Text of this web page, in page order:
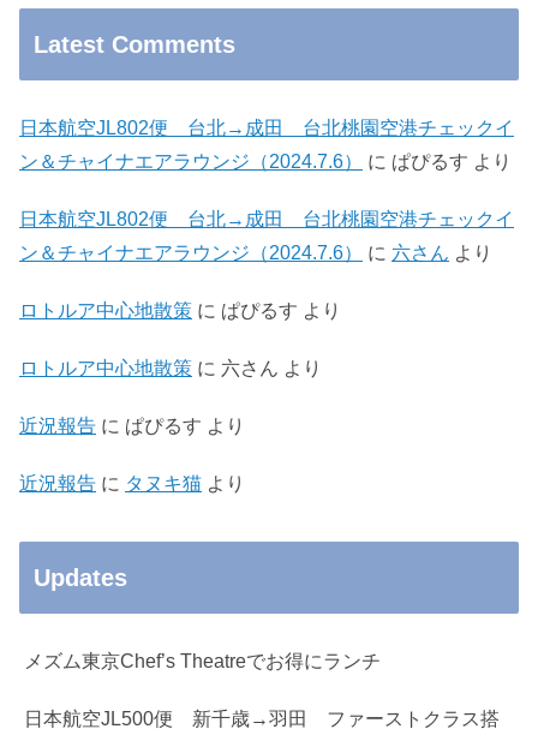
Latest Comments
日本航空JL802便 台北→成田 台北桃園空港チェックイ
ン＆チャイナエアラウンジ（2024.7.6）
に ぱぴるす より
日本航空JL802便 台北→成田 台北桃園空港チェックイ
ン＆チャイナエアラウンジ（2024.7.6）
に 六さん より
ロトルア中心地散策 に ぱぴるす より
ロトルア中心地散策 に 六さん より
近況報告 に ぱぴるす より
近況報告 に タヌキ猫 より
Updates
メズム東京Chef’s Theatreでお得にランチ
日本航空JL500便 新千歳→羽田 ファーストクラス搭